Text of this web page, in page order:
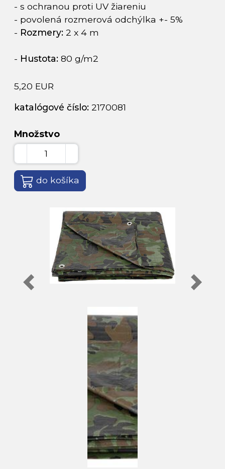
- s ochranou proti UV žiareniu
- povolená rozmerová odchýlka +- 5%
- Rozmery: 2 x 4 m
- Hustota: 80 g/m2
5,20 EUR
katalógové číslo: 2170081
Množstvo
do košíka